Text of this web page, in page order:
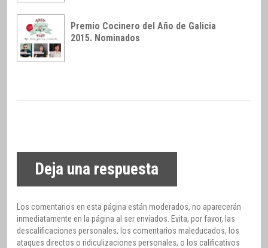
Premio Cocinero del Año de Galicia
2015. Nominados
Deja una respuesta
Los comentarios en esta página están moderados, no aparecerán
inmediatamente en la página al ser enviados. Evita, por favor, las
descalificaciones personales, los comentarios maleducados, los
ataques directos o ridiculizaciones personales, o los calificativos